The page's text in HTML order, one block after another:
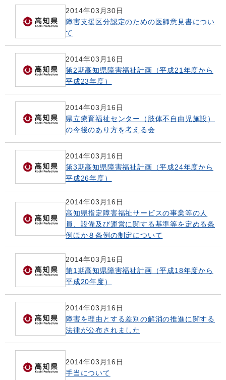
2014年03月30日
障害支援区分認定のための医師意見書につい
て
2014年03月16日
第2期高知県障害福祉計画（平成21年度から
平成23年度）
2014年03月16日
県立療育福祉センター（肢体不自由児施設）
の今後のあり方を考える会
2014年03月16日
第3期高知県障害福祉計画（平成24年度から
平成26年度）
2014年03月16日
高知県指定障害福祉サービスの事業等の人
員、設備及び運営に関する基準等を定める条
例ほか８条例の制定について
2014年03月16日
第1期高知県障害福祉計画（平成18年度から
平成20年度）
2014年03月16日
障害を理由とする差別の解消の推進に関する
法律が公布されました
2014年03月16日
手当について